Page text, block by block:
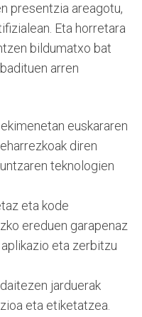
presentzia areagotu,
Eta horretara
bildumatxo bat
arren
euskararen
diren
teknologien
eta kode
ereduen garapenaz
eta zerbitzu
jarduerak
eta etiketatzea.